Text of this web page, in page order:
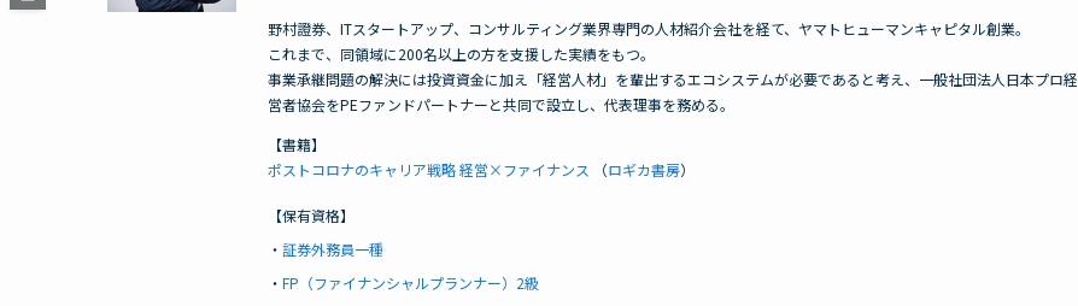
野村證券、ITスタートアップ、コンサルティング業界専門の人材紹介会社を経て、ヤマトヒューマンキャピタル創業。
これまで、同領域に200名以上の方を支援した実績をもつ。
事業承継問題の解決には投資資金に加え「経営人材」を輩出するエコシステムが必要であると考え、一般社団法人日本プロ経
営者協会をPEファンドパートナーと共同で設立し、代表理事を務める。
【書籍】
ポストコロナのキャリア戦略経営×ファイナンス （ロギカ書房）
【保有資格】
・ 証券外務員一種
・ FP（ファイナンシャルプランナー）2級